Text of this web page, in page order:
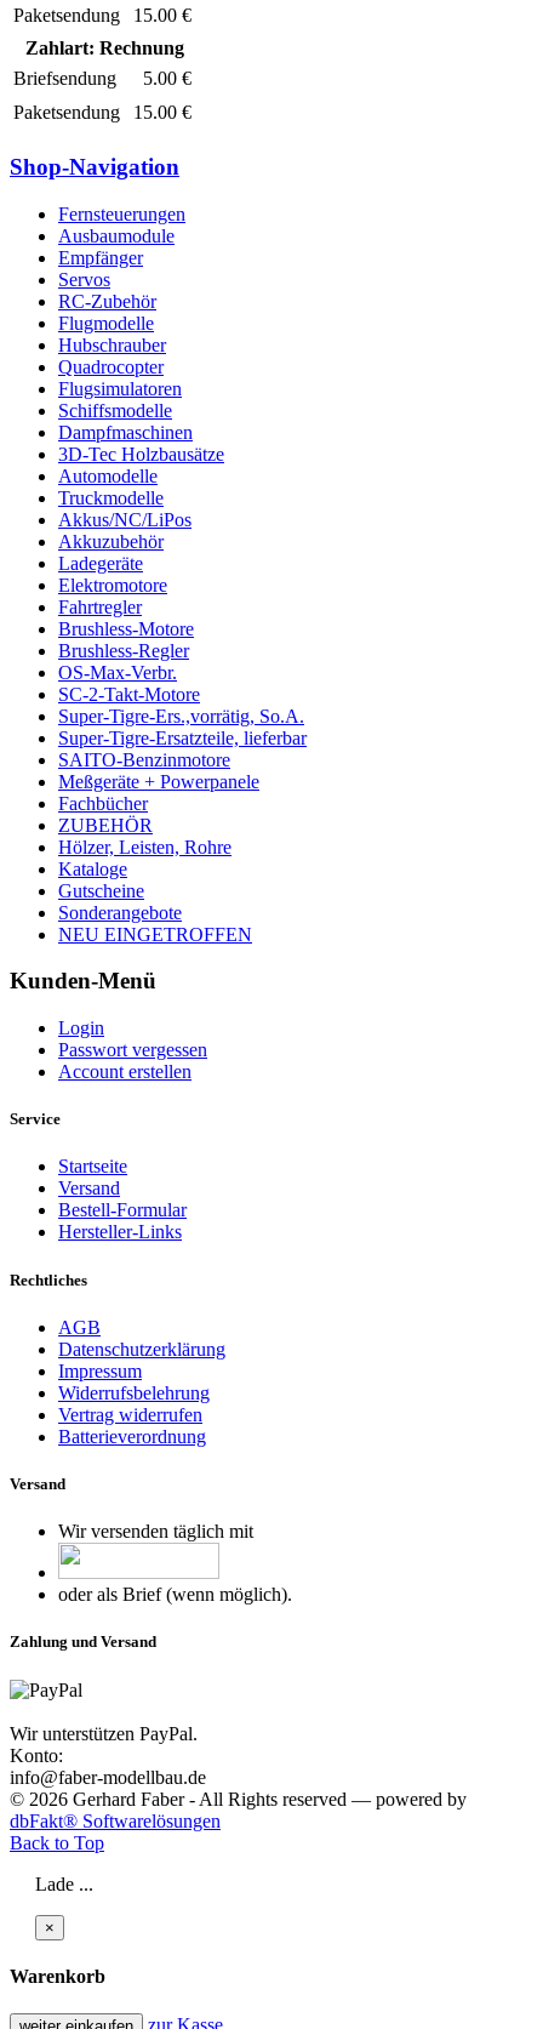
Paketsendung
15.00 €
Zahlart: Rechnung
Briefsendung
5.00 €
Paketsendung
15.00 €
Shop-Navigation
Fernsteuerungen
Ausbaumodule
Empfänger
Servos
RC-Zubehör
Flugmodelle
Hubschrauber
Quadrocopter
Flugsimulatoren
Schiffsmodelle
Dampfmaschinen
3D-Tec Holzbausätze
Automodelle
Truckmodelle
Akkus/NC/LiPos
Akkuzubehör
Ladegeräte
Elektromotore
Fahrtregler
Brushless-Motore
Brushless-Regler
OS-Max-Verbr.
SC-2-Takt-Motore
Super-Tigre-Ers.,vorrätig, So.A.
Super-Tigre-Ersatzteile, lieferbar
SAITO-Benzinmotore
Meßgeräte + Powerpanele
Fachbücher
ZUBEHÖR
Hölzer, Leisten, Rohre
Kataloge
Gutscheine
Sonderangebote
NEU EINGETROFFEN
Kunden-Menü
Login
Passwort vergessen
Account erstellen
Service
Startseite
Versand
Bestell-Formular
Hersteller-Links
Rechtliches
AGB
Datenschutzerklärung
Impressum
Widerrufsbelehrung
Vertrag widerrufen
Batterieverordnung
Versand
Wir versenden täglich mit
oder als Brief (wenn möglich).
Zahlung und Versand
Wir unterstützen PayPal.
Konto:
info@faber-modellbau.de
© 2026 Gerhard Faber - All Rights reserved — powered by
dbFakt® Softwarelösungen
Back to Top
Lade ...
×
Warenkorb
zur Kasse